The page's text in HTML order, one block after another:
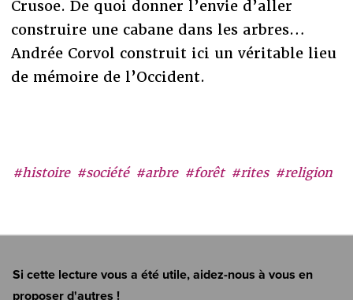
#histoire #société #arbre #forêt #rites #religion
Crusoe. De quoi donner l’envie d’aller
construire une cabane dans les arbres…
Andrée Corvol construit ici un véritable lieu
de mémoire de l’Occident.
Si cette lecture vous a été utile, aidez-nous à vous en
proposer d'autres !